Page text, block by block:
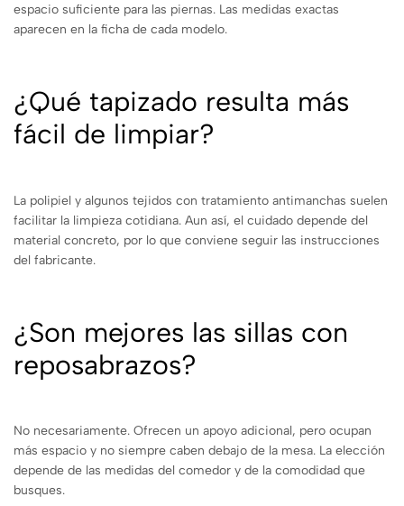
espacio suficiente para las piernas. Las medidas exactas
aparecen en la ficha de cada modelo.
¿Qué tapizado resulta más
fácil de limpiar?
La polipiel y algunos tejidos con tratamiento antimanchas suelen
facilitar la limpieza cotidiana. Aun así, el cuidado depende del
material concreto, por lo que conviene seguir las instrucciones
del fabricante.
¿Son mejores las sillas con
reposabrazos?
No necesariamente. Ofrecen un apoyo adicional, pero ocupan
más espacio y no siempre caben debajo de la mesa. La elección
depende de las medidas del comedor y de la comodidad que
busques.